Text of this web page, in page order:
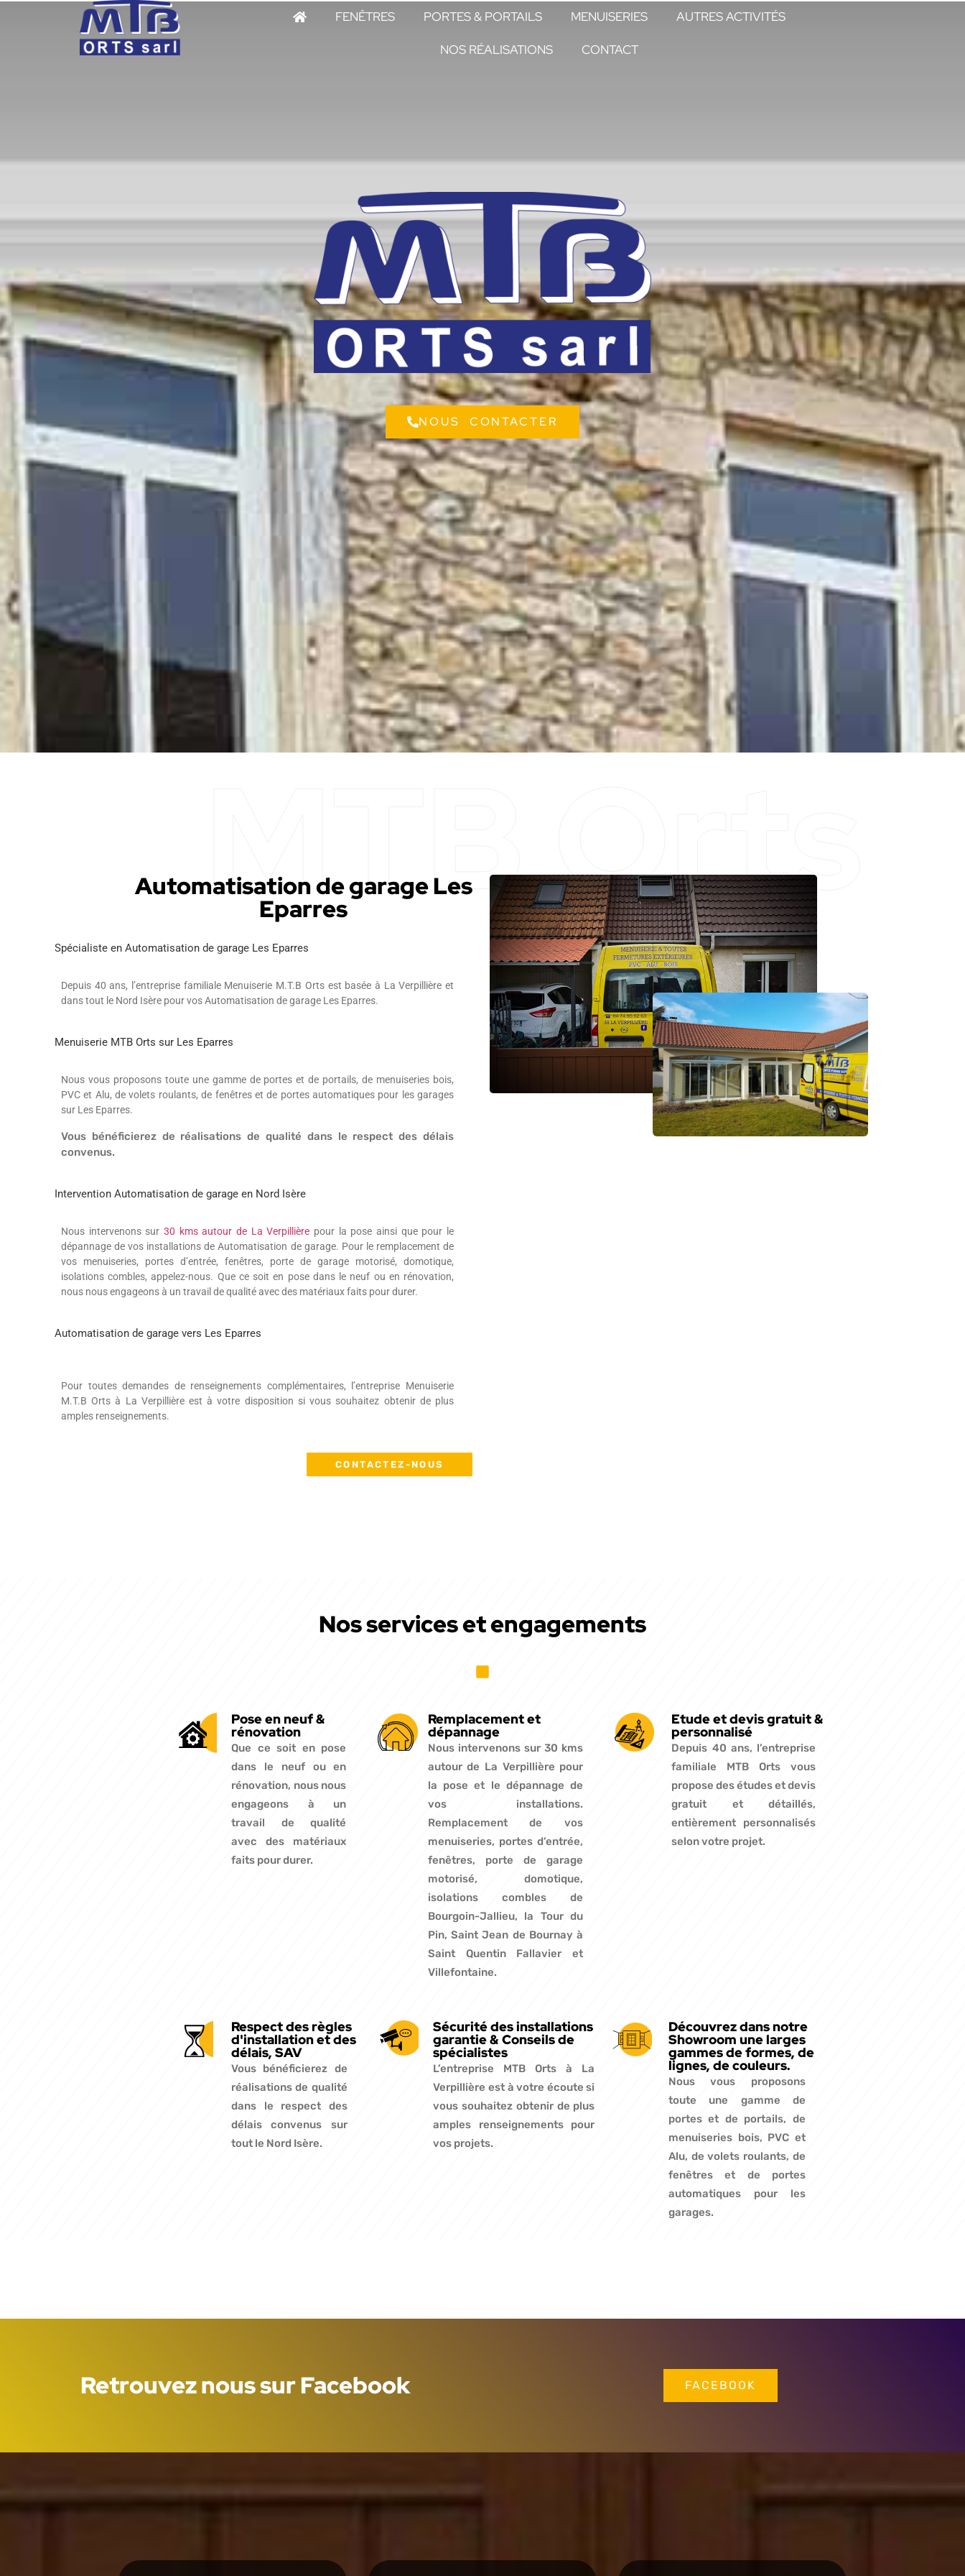
FENÊTRES PORTES & PORTAILS MENUISERIES AUTRES ACTIVITÉS
NOS RÉALISATIONS CONTACT
NOUS CONTACTER
Automatisation de garage Les
Eparres
Spécialiste en Automatisation de garage Les Eparres
Depuis 40 ans, l’entreprise familiale Menuiserie M.T.B Orts est basée à La Verpillière et
dans tout le Nord Isère pour vos Automatisation de garage Les Eparres.
Menuiserie MTB Orts sur Les Eparres
Nous vous proposons toute une gamme de portes et de portails, de menuiseries bois,
PVC et Alu, de volets roulants, de fenêtres et de portes automatiques pour les garages
sur Les Eparres.
Vous bénéficierez de réalisations de qualité dans le respect des délais
convenus.
Intervention Automatisation de garage en Nord Isère
Nous intervenons sur 30 kms autour de La Verpillière pour la pose ainsi que pour le
dépannage de vos installations de Automatisation de garage. Pour le remplacement de
vos menuiseries, portes d’entrée, fenêtres, porte de garage motorisé, domotique,
isolations combles, appelez-nous. Que ce soit en pose dans le neuf ou en rénovation,
nous nous engageons à un travail de qualité avec des matériaux faits pour durer.
Automatisation de garage vers Les Eparres
Pour toutes demandes de renseignements complémentaires, l’entreprise Menuiserie
M.T.B Orts à La Verpillière est à votre disposition si vous souhaitez obtenir de plus
amples renseignements.
CONTACTEZ-NOUS
Nos services et engagements
Pose en neuf &
rénovation
Que ce soit en pose
dans le neuf ou en
rénovation, nous nous
engageons à un
travail de qualité
avec des matériaux
faits pour durer.
Remplacement et
dépannage
Nous intervenons sur 30 kms
autour de La Verpillière pour
la pose et le dépannage de
vos installations.
Remplacement de vos
menuiseries, portes d’entrée,
fenêtres, porte de garage
motorisé, domotique,
isolations combles de
Bourgoin-Jallieu, la Tour du
Pin, Saint Jean de Bournay à
Saint Quentin Fallavier et
Villefontaine.
Etude et devis gratuit &
personnalisé
Depuis 40 ans, l’entreprise
familiale MTB Orts vous
propose des études et devis
gratuit et détaillés,
entièrement personnalisés
selon votre projet.
Respect des règles
d'installation et des
délais, SAV
Vous bénéficierez de
réalisations de qualité
dans le respect des
délais convenus sur
tout le Nord Isère.
Sécurité des installations
garantie & Conseils de
spécialistes
L’entreprise MTB Orts à La
Verpillière est à votre écoute si
vous souhaitez obtenir de plus
amples renseignements pour
vos projets.
Découvrez dans notre
Showroom une larges
gammes de formes, de
lignes, de couleurs.
Nous vous proposons
toute une gamme de
portes et de portails, de
menuiseries bois, PVC et
Alu, de volets roulants, de
fenêtres et de portes
automatiques pour les
garages.
Retrouvez nous sur Facebook FACEBOOK